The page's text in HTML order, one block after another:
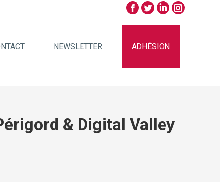
NEWSLETTER ADHÉSION
& Digital Valley